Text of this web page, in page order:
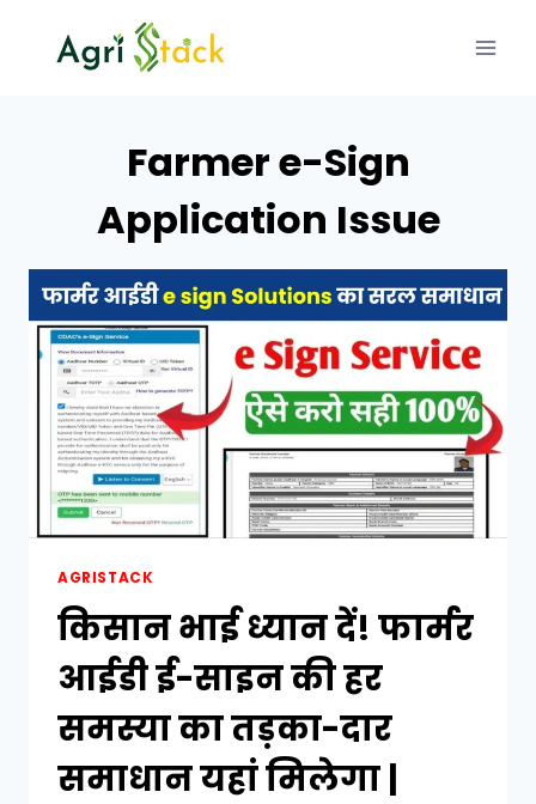
Farmer e-Sign
Application Issue
AGRISTACK
किसान भाई ध्यान दें! फार्मर
आईडी ई-साइन की हर
समस्या का तड़का-दार
समाधान यहां मिलेगा |